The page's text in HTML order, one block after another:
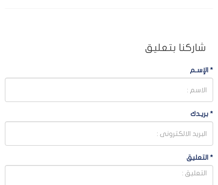
شاركنا بتعليق
* الإسـم
* بريـدك
* التعليق